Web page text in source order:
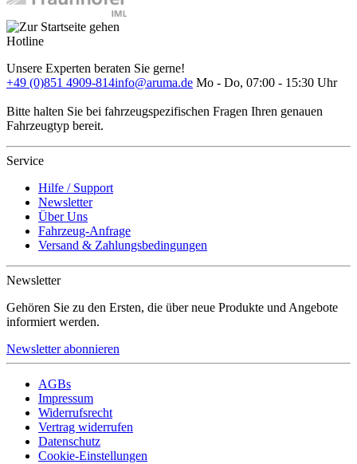
Hotline
Unsere Experten beraten Sie gerne!
+49 (0)851 4909-814info@aruma.de Mo - Do, 07:00 - 15:30 Uhr
Bitte halten Sie bei fahrzeugspezifischen Fragen Ihren genauen
Fahrzeugtyp bereit.
Service
Hilfe / Support
Newsletter
Über Uns
Fahrzeug-Anfrage
Versand & Zahlungsbedingungen
Newsletter
Gehören Sie zu den Ersten, die über neue Produkte und Angebote
informiert werden.
Newsletter abonnieren
AGBs
Impressum
Widerrufsrecht
Vertrag widerrufen
Datenschutz
Cookie-Einstellungen